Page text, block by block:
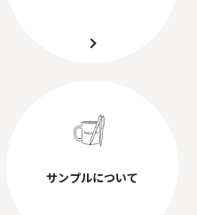
サンプルについて